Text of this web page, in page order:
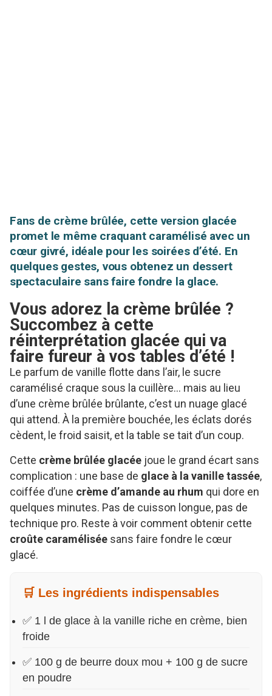
Fans de crème brûlée, cette version glacée
promet le même craquant caramélisé avec un
cœur givré, idéale pour les soirées d’été. En
quelques gestes, vous obtenez un dessert
spectaculaire sans faire fondre la glace.
Vous adorez la crème brûlée ?
Succombez à cette
réinterprétation glacée qui va
faire fureur à vos tables d’été !
Le parfum de vanille flotte dans l’air, le sucre
caramélisé craque sous la cuillère… mais au lieu
d’une crème brûlée brûlante, c’est un nuage glacé
qui attend. À la première bouchée, les éclats dorés
cèdent, le froid saisit, et la table se tait d’un coup.
Cette crème brûlée glacée joue le grand écart sans
complication : une base de glace à la vanille tassée,
coiffée d’une crème d’amande au rhum qui dore en
quelques minutes. Pas de cuisson longue, pas de
technique pro. Reste à voir comment obtenir cette
croûte caramélisée sans faire fondre le cœur
glacé.
🛒 Les ingrédients indispensables
✅ 1 l de glace à la vanille riche en crème, bien
froide
✅ 100 g de beurre doux mou + 100 g de sucre
en poudre